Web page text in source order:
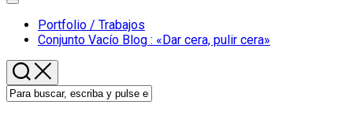
actual
Ampliar
menú
Portfolio / Trabajos
Padre
la
página
actual
Conjunto Vacío Blog : «Dar cera, pulir cera»